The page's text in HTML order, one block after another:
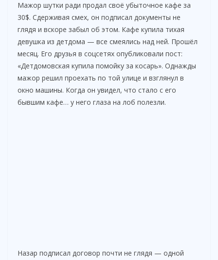
Мажор шутки ради продал своё убыточное кафе за
30$. Сдерживая смех, он подписал документы не
глядя и вскоре забыл об этом. Кафе купила тихая
девушка из детдома — все смеялись над ней. Прошёл
месяц. Его друзья в соцсетях опубликовали пост:
«Детдомовская купила помойку за косарь». Однажды
мажор решил проехать по той улице и взглянул в
окно машины. Когда он увидел, что стало с его
бывшим кафе… у него глаза на лоб полезли.
Назар подписал договор почти не глядя — одной